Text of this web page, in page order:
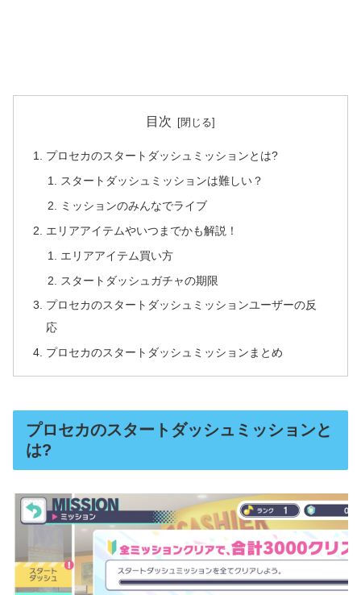
目次
プロセカのスタートダッシュミッションとは?
スタートダッシュミッションは難しい？
ミッションのみんなでライブ
エリアアイテムやいつまでかも解説！
エリアアイテム買い方
スタートダッシュガチャの期限
プロセカのスタートダッシュミッションユーザーの反
応
プロセカのスタートダッシュミッションまとめ
プロセカのスタートダッシュミッションと
は?